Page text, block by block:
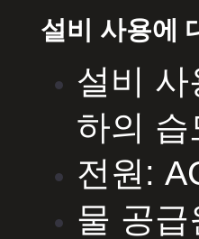
설비 사용에
설비
하의 습
전원:
물 공급